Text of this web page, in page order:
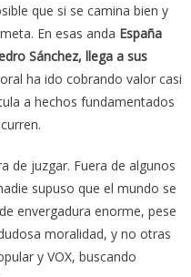
que si se camina bien y
En esas anda España
Sánchez, llega a sus
ha ido cobrando valor casi
a hechos fundamentados
de juzgar. Fuera de algunos
supuso que el mundo se
envergadura enorme, pese
moralidad, y no otras
y VOX, buscando